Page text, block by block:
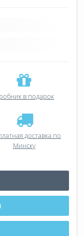
в подарок
доставка по
Минску